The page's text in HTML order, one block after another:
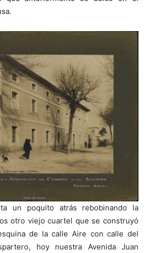
un poquito atrás rebobinando la
otro viejo cuartel que se construyó
de la calle Aire con calle del
hoy nuestra Avenida Juan